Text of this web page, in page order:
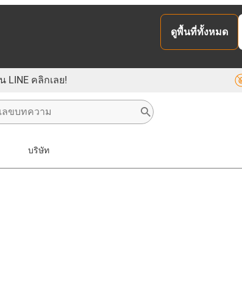
ดูพื้นที่ทั้งหมด
LINE คลิกเลย!
บริษัท